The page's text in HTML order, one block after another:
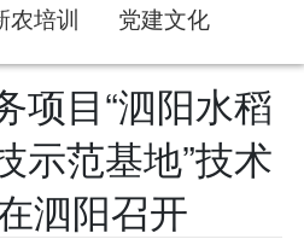
农培训 党建文化
项目“泗阳水稻
示范基地”技术
泗阳召开